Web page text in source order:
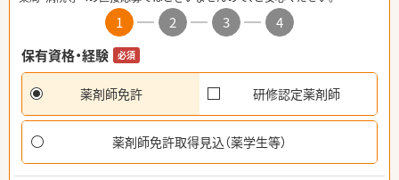
1 2 3
4
保有資格・経験
必須
薬剤師免許 研修認定薬剤師
薬剤師免許取得見込（薬学生等）